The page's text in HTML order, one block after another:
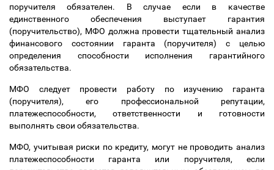
поручителя обязателен. В случае если в качестве
единственного обеспечения выступает гарантия
(поручительство), МФО должна провести тщательный анализ
финансового состоянии гаранта (поручителя) с целью
определения способности исполнения гарантийного
обязательства.
МФО следует провести работу по изучению гаранта
(поручителя), его профессиональной репутации,
платежеспособности, ответственности и готовности
выполнять свои обязательства.
МФО, учитывая риски по кредиту, могут не проводить анализ
платежеспособности гаранта или поручителя, если